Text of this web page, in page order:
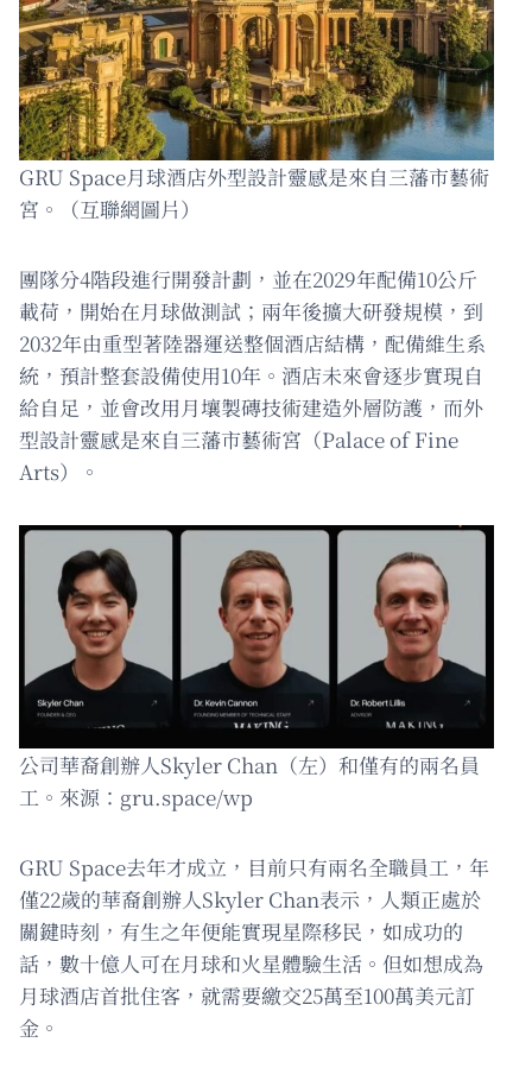
GRU Space月球酒店外型設計靈感是來自三藩市藝術
宮。（互聯網圖片）
團隊分4階段進行開發計劃，並在2029年配備10公斤
載荷，開始在月球做測試；兩年後擴大研發規模，到
2032年由重型著陸器運送整個酒店結構，配備維生系
統，預計整套設備使用10年。酒店未來會逐步實現自
給自足，並會改用月壤製磚技術建造外層防護，而外
型設計靈感是來自三藩市藝術宮（Palace of Fine
Arts）。
公司華裔創辦人Skyler Chan（左）和僅有的兩名員
工。來源：gru.space/wp
GRU Space去年才成立，目前只有兩名全職員工，年
僅22歲的華裔創辦人Skyler Chan表示，人類正處於
關鍵時刻，有生之年便能實現星際移民，如成功的
話，數十億人可在月球和火星體驗生活。但如想成為
月球酒店首批住客，就需要繳交25萬至100萬美元訂
金。